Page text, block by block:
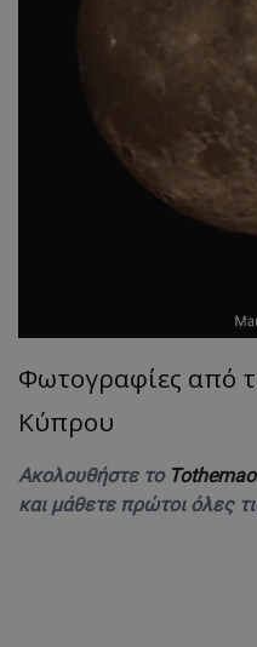
Φωτογραφίες από
Κύπρου
Ακολουθήστε το
και μάθετε πρώτοι όλες